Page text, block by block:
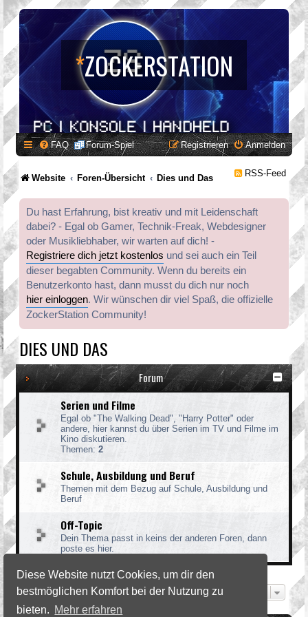
Diese Website nutzt Cookies, um dir den
bestmöglichen Komfort bei der Nutzung zu
bieten. Mehr erfahren
*ZOCKERSTATION
FAQ Forum-Spiel Anmelden
Registrieren
Website Foren-Übersicht Dies und Das RSS-Feed
Du hast Erfahrung, bist kreativ und mit Leidenschaft
dabei? - Egal ob Gamer, Technik-Freak, Webdesigner
oder Musikliebhaber, wir warten auf dich! -
Registriere dich jetzt kostenlos und sei auch ein Teil
dieser begabten Community. Wenn du bereits ein
Benutzerkonto hast, dann musst du dich nur noch
hier einloggen. Wir wünschen dir viel Spaß, die offizielle
ZockerStation Community!
DIES UND DAS
Forum
Serien und Filme
Egal ob "The Walking Dead", "Harry Potter" oder
andere, hier kannst du über Serien im TV und Filme im
Kino diskutieren.
Themen: 2
Schule, Ausbildung und Beruf
Themen mit dem Bezug auf Schule, Ausbildung und
Beruf
Off-Topic
Dein Thema passt in keins der anderen Foren, dann
poste es hier.